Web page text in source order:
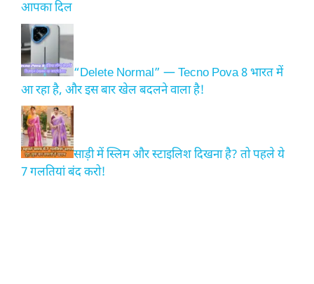
आपका दिल
“Delete Normal” — Tecno Pova 8 भारत में
आ रहा है, और इस बार खेल बदलने वाला है!
साड़ी में स्लिम और स्टाइलिश दिखना है? तो पहले ये
7 गलतियां बंद करो!